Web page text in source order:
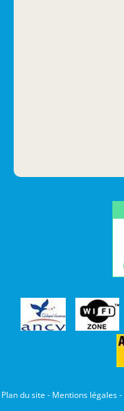
Plan du site - Mentions légales-